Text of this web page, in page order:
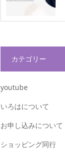
カテゴリー
youtube
いろはについて
お申し込みについて
ショッピング同行